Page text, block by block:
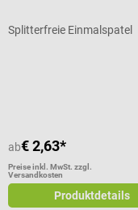
Splitterfreie Einmalspatel
ab€ 2,63*
Preise inkl. MwSt. zzgl.
Versandkosten
Produktdetails